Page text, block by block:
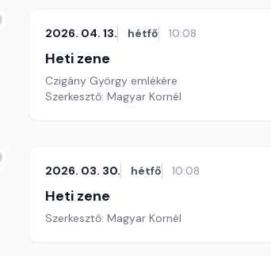
2026. 04. 13. hétfő 10:08
Heti zene
Czigány György emlékére
Szerkesztő: Magyar Kornél
2026. 03. 30. hétfő 10:08
Heti zene
Szerkesztő: Magyar Kornél